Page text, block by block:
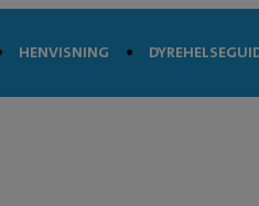
HENVISNING